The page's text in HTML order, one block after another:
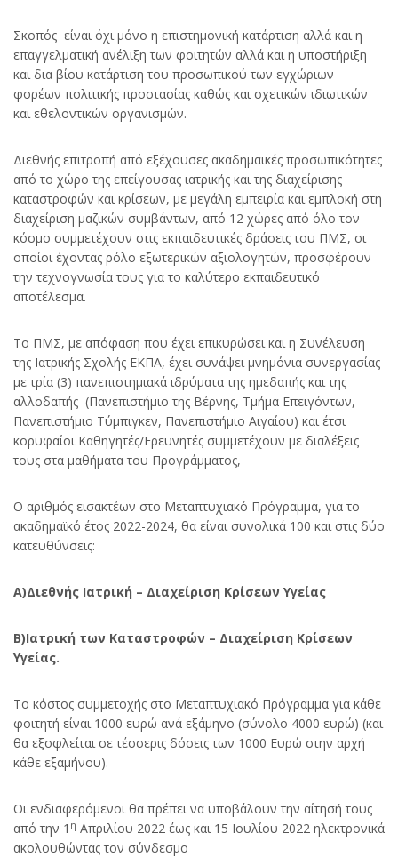
Σκοπός είναι όχι μόνο η επιστημονική κατάρτιση αλλά και η
επαγγελματική ανέλιξη των φοιτητών αλλά και η υποστήριξη
και δια βίου κατάρτιση του προσωπικού των εγχώριων
φορέων πολιτικής προστασίας καθώς και σχετικών ιδιωτικών
και εθελοντικών οργανισμών.
Διεθνής επιτροπή από εξέχουσες ακαδημαϊκές προσωπικότητες
από το χώρο της επείγουσας ιατρικής και της διαχείρισης
καταστροφών και κρίσεων, με μεγάλη εμπειρία και εμπλοκή στη
διαχείριση μαζικών συμβάντων, από 12 χώρες από όλο τον
κόσμο συμμετέχουν στις εκπαιδευτικές δράσεις του ΠΜΣ, οι
οποίοι έχοντας ρόλο εξωτερικών αξιολογητών, προσφέρουν
την τεχνογνωσία τους για το καλύτερο εκπαιδευτικό
αποτέλεσμα.
Το ΠΜΣ, με απόφαση που έχει επικυρώσει και η Συνέλευση
της Ιατρικής Σχολής ΕΚΠΑ, έχει συνάψει μνημόνια συνεργασίας
με τρία (3) πανεπιστημιακά ιδρύματα της ημεδαπής και της
αλλοδαπής (Πανεπιστήμιο της Βέρνης, Τμήμα Επειγόντων,
Πανεπιστήμιο Τύμπιγκεν, Πανεπιστήμιο Αιγαίου) και έτσι
κορυφαίοι Καθηγητές/Ερευνητές συμμετέχουν με διαλέξεις
τους στα μαθήματα του Προγράμματος,
Ο αριθμός εισακτέων στο Μεταπτυχιακό Πρόγραμμα, για το
ακαδημαϊκό έτος 2022-2024, θα είναι συνολικά 100 και στις δύο
κατευθύνσεις:
Α)Διεθνής Ιατρική – Διαχείριση Κρίσεων Υγείας
Β)Ιατρική των Καταστροφών – Διαχείριση Κρίσεων
Υγείας.
Το κόστος συμμετοχής στο Μεταπτυχιακό Πρόγραμμα για κάθε
φοιτητή είναι 1000 ευρώ ανά εξάμηνο (σύνολο 4000 ευρώ) (και
θα εξοφλείται σε τέσσερις δόσεις των 1000 Ευρώ στην αρχή
κάθε εξαμήνου).
Οι ενδιαφερόμενοι θα πρέπει να υποβάλουν την αίτησή τους
από την 1 η Απριλίου 2022 έως και 15 Ιουλίου 2022 ηλεκτρονικά
ακολουθώντας τον σύνδεσμο